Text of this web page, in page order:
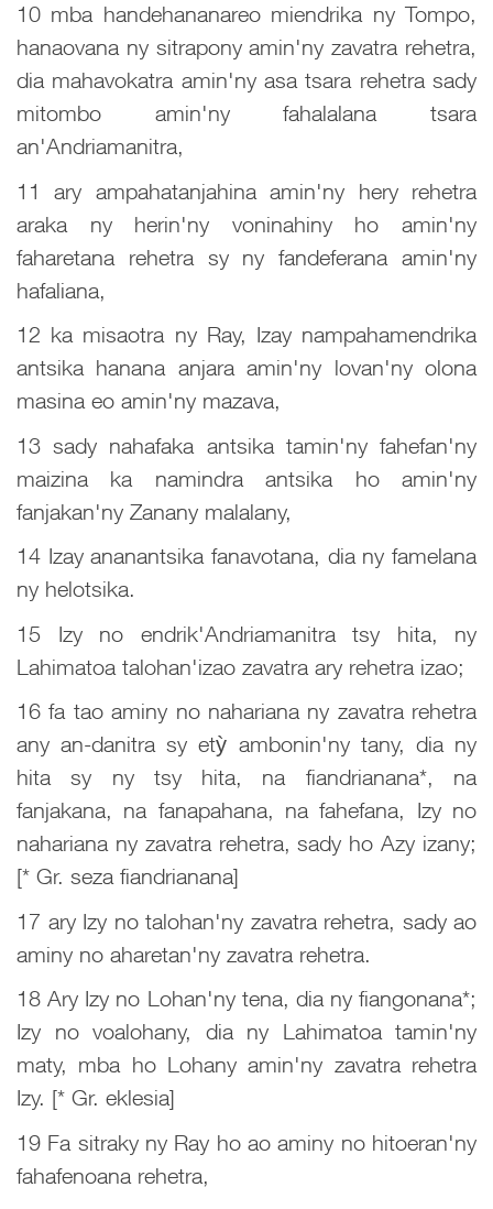
10 mba handehananareo miendrika ny Tompo,
hanaovana ny sitrapony amin'ny zavatra rehetra,
dia mahavokatra amin'ny asa tsara rehetra sady
mitombo amin'ny fahalalana tsara
an'Andriamanitra,
11 ary ampahatanjahina amin'ny hery rehetra
araka ny herin'ny voninahiny ho amin'ny
faharetana rehetra sy ny fandeferana amin'ny
hafaliana,
12 ka misaotra ny Ray, Izay nampahamendrika
antsika hanana anjara amin'ny lovan'ny olona
masina eo amin'ny mazava,
13 sady nahafaka antsika tamin'ny fahefan'ny
maizina ka namindra antsika ho amin'ny
fanjakan'ny Zanany malalany,
14 Izay ananantsika fanavotana, dia ny famelana
ny helotsika.
15 Izy no endrik'Andriamanitra tsy hita, ny
Lahimatoa talohan'izao zavatra ary rehetra izao;
16 fa tao aminy no nahariana ny zavatra rehetra
any an-danitra sy etỳ ambonin'ny tany, dia ny
hita sy ny tsy hita, na fiandrianana*, na
fanjakana, na fanapahana, na fahefana, Izy no
nahariana ny zavatra rehetra, sady ho Azy izany;
[* Gr. seza fiandrianana]
17 ary Izy no talohan'ny zavatra rehetra, sady ao
aminy no aharetan'ny zavatra rehetra.
18 Ary Izy no Lohan'ny tena, dia ny fiangonana*;
Izy no voalohany, dia ny Lahimatoa tamin'ny
maty, mba ho Lohany amin'ny zavatra rehetra
Izy. [* Gr. eklesia]
19 Fa sitraky ny Ray ho ao aminy no hitoeran'ny
fahafenoana rehetra,